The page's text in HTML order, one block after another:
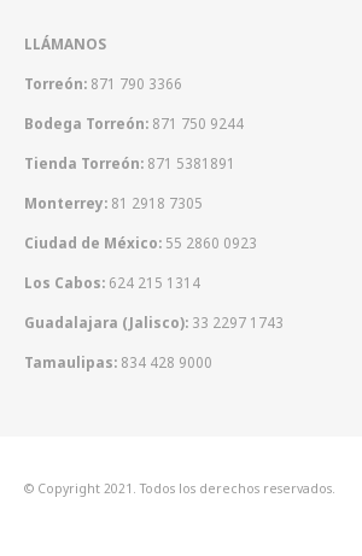
LLÁMANOS
Torreón: 871 790 3366
Bodega Torreón: 871 750 9244
Tienda Torreón: 871 5381891
Monterrey: 81 2918 7305
Ciudad de México: 55 2860 0923
Los Cabos: 624 215 1314
Guadalajara (Jalisco): 33 2297 1743
Tamaulipas: 834 428 9000
© Copyright 2021. Todos los derechos reservados.